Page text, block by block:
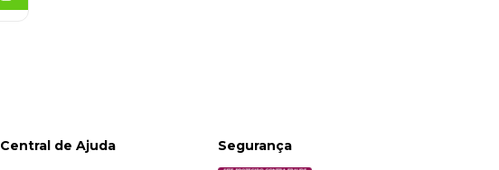
Central de Ajuda Segurança